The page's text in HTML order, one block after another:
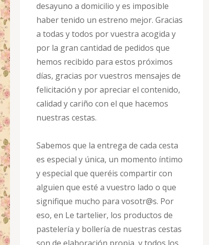
desayuno a domicilio y es imposible
haber tenido un estreno mejor. Gracias
a todas y todos por vuestra acogida y
por la gran cantidad de pedidos que
hemos recibido para estos próximos
días, gracias por vuestros mensajes de
felicitación y por apreciar el contenido,
calidad y cariño con el que hacemos
nuestras cestas.
Sabemos que la entrega de cada cesta
es especial y única, un momento íntimo
y especial que queréis compartir con
alguien que esté a vuestro lado o que
signifique mucho para vosotr@s. Por
eso, en Le tartelier, los productos de
pastelería y bollería de nuestras cestas